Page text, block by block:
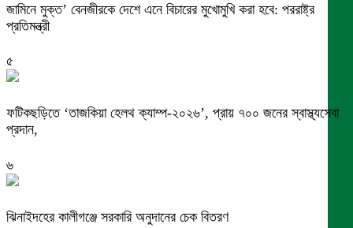
জামিনে মুক্ত’ বেনজীরকে দেশে এনে বিচারের মুখোমুখি করা হবে: পররাষ্ট্র
প্রতিমন্ত্রী
৫
ফটিকছড়িতে ‘তাজকিয়া হেলথ ক্যাম্প-২০২৬’, প্রায় ৭০০ জনের স্বাস্থ্যসেবা
প্রদান,
৬
ঝিনাইদহের কালীগঞ্জে সরকারি অনুদানের চেক বিতরণ